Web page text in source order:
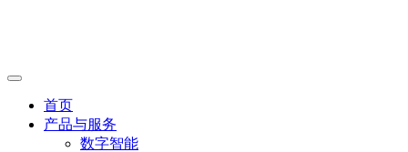
首页
产品与服务
数字智能